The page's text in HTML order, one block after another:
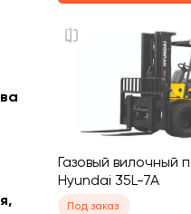
Газовый вилочный
Hyundai 35L-7A
Под заказ